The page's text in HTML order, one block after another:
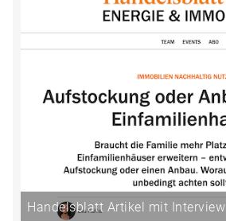
Handelsblatt Artikel mit Interview